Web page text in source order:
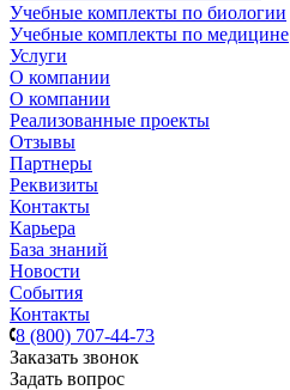
Учебные комплекты по биологии
Учебные комплекты по медицине
Услуги
О компании
О компании
Реализованные проекты
Отзывы
Партнеры
Реквизиты
Контакты
Карьера
База знаний
Новости
События
Контакты
8 (800) 707-44-73
Заказать звонок
Задать вопрос